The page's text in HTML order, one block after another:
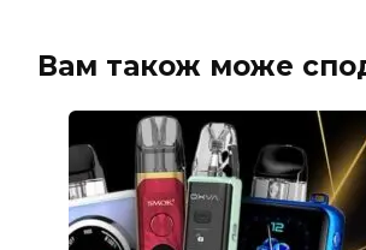
Вам також може